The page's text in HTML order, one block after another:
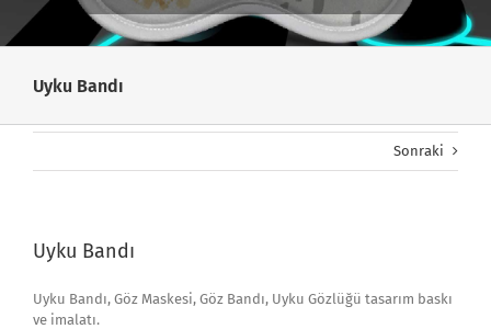
Uyku Bandı
Sonraki
Uyku Bandı
Uyku Bandı, Göz Maskesi, Göz Bandı, Uyku Gözlüğü tasarım baskı
ve imalatı.